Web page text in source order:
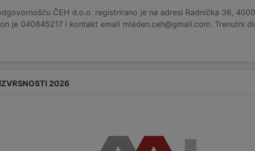
ČEH d.o.o. registrirano je na adresi Radnička 38,
je 040845217 i kontakt email mladen.ceh@gmail.com. Trenutni
2026